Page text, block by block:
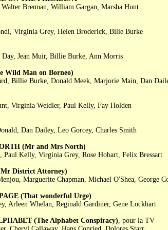
Brennan, William Gargan, Marsha Hunt
Virginia Grey, Helen Broderick, Bilie Burke
Day, Jean Muir, Billie Burke, Ann Morris
Wild Man on Borneo)
Billie Burke, Donald Meek, Marjorie Main, Dan
Virginia Weidler, Paul Kelly, Fay Holden
Dan Dailey, Leo Gorcey, Charles Smith
(Mr and Mrs North)
Paul Kelly, Virginia Grey, Rose Hobart, Felix Bressart
District Attorney)
Marguerite Chapman, Michael O'Shea, George
(That wonderful Urge)
Arleen Whelan, Reginald Gardiner, Gene Lockhart
(The Alphabet Conspiracy), pour la TV